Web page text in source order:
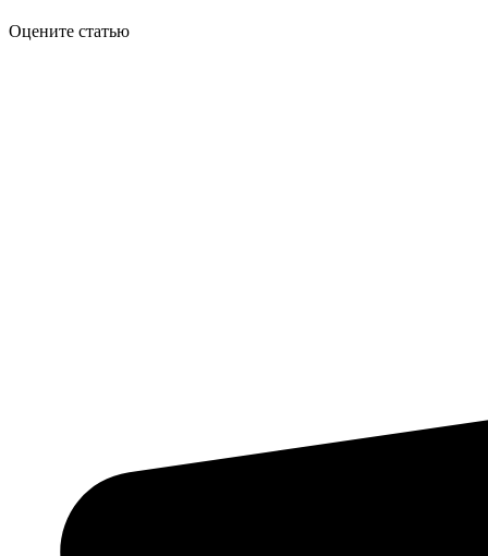
Оцените статью